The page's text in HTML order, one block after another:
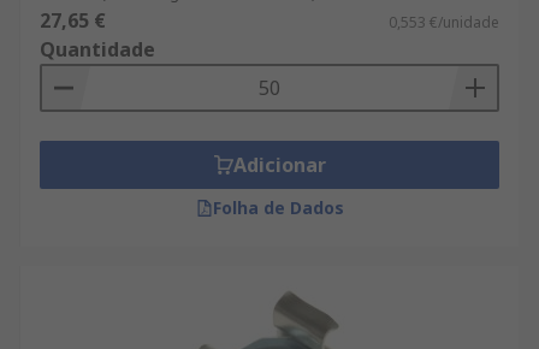
27,65 € 0,553 €/unidade
Quantidade
Adicionar
Folha de Dados